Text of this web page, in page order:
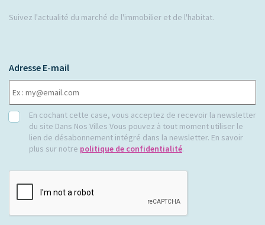
Suivez l'actualité du marché de l'immobilier et de l'habitat.
Adresse E-mail
RGPDEn cochant cette case, vous acceptez de recevoir la newsletter
du site Dans Nos Villes Vous pouvez à tout moment utiliser le
lien de désabonnement intégré dans la newsletter. En savoir
plus sur notre politique de confidentialité.
CAPTCHA